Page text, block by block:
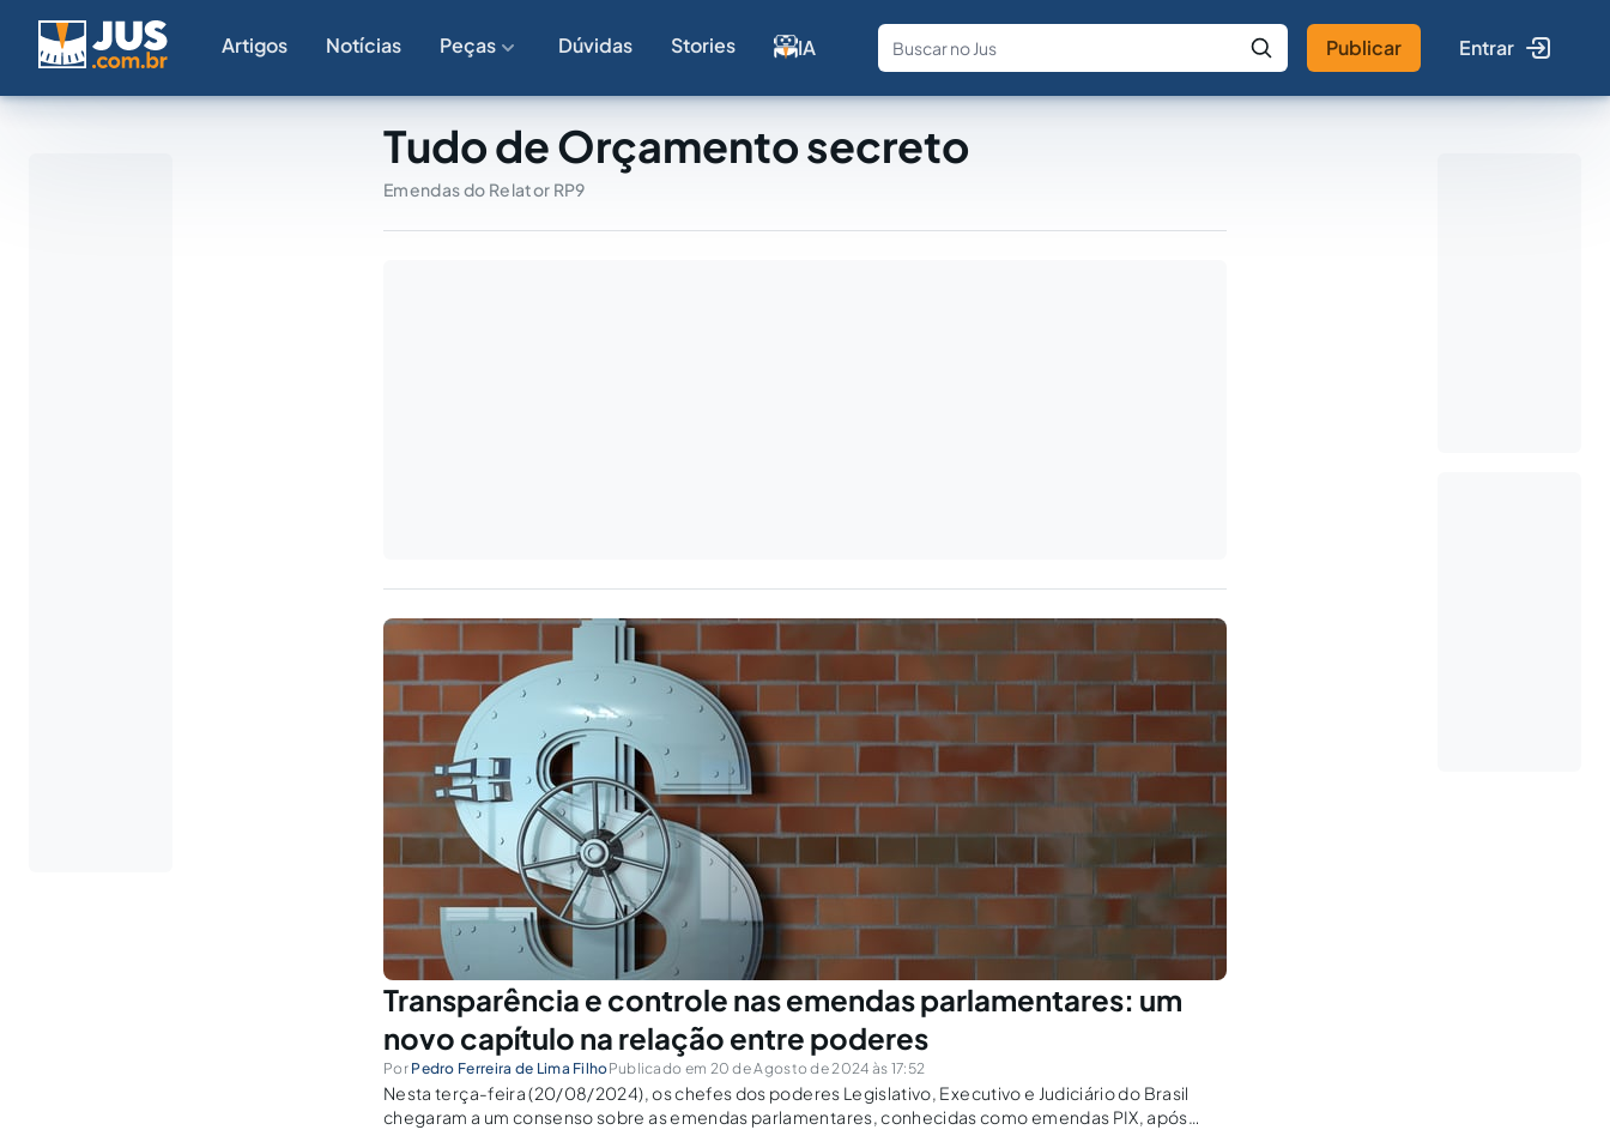
Artigos Notícias Peças Dúvidas Stories IA
Fale com a IA Buscar no Jus
Publicar Entrar
Tudo de Orçamento secreto
Emendas do Relator RP9
Transparência e controle nas emendas parlamentares: um
novo capítulo na relação entre poderes
Por Pedro Ferreira de Lima FilhoPublicado em 20 de Agosto de 2024 às 17:52
Nesta terça-feira (20/08/2024), os chefes dos poderes Legislativo, Executivo e Judiciário do Brasil
chegaram a um consenso sobre as emendas parlamentares, conhecidas como emendas PIX, após